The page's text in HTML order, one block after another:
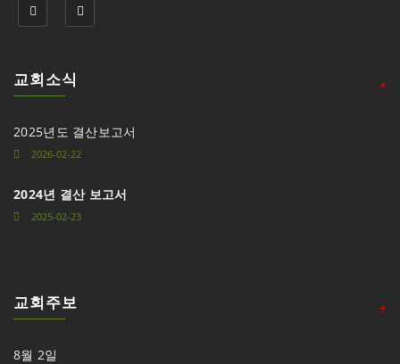
교회소식 +
2025년도 결산보고서
2026-02-22
2024년 결산 보고서
2025-02-23
교회주보 +
8월 2일